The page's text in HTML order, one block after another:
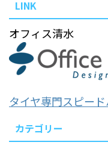
LINK
オフィス清水
タイヤ専門スピー
カテゴリー